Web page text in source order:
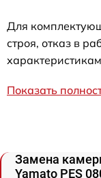
Для
строя, отказ в
Показать
Замена
Yamato PES